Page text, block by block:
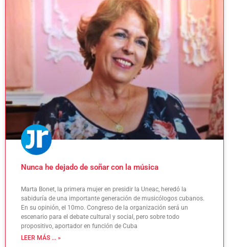
Nunca he dejado de soñar con la música
Marta Bonet, la primera mujer en presidir la Uneac, heredó la
sabiduría de una importante generación de musicólogos cubanos.
En su opinión, el 10mo. Congreso de la organización será un
escenario para el debate cultural y social, pero sobre todo
propositivo, aportador en función de Cuba
LEER MÁS ... »